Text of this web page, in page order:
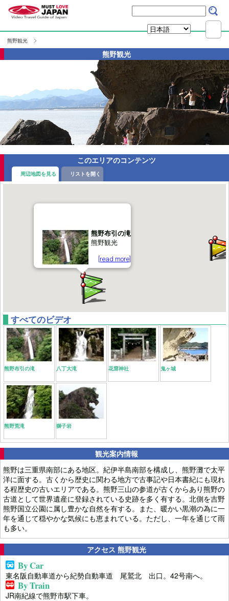
熊野観光
熊野観光
このエリアのコンテンツ
周辺地図を見る リストを開く
熊野布引の滝
熊野観光
[read more]
すべてのビデオ
熊野布引の滝 八丁大滝 花窟神社 鬼ヶ城
熊野荒滝 獅子岩
観光案内情報
熊野は三重県南部にある地区。紀伊半島南部を構成し、熊野灘で太平
洋に面する。古くから歴史に関わる地方で古事記や日本書紀にも現れ
る程歴史の古いエリアである。熊野三山の参道が古くからあり熊野の
古道として世界遺産に登録されている史跡を多く有する。北側を吉野
熊野国立公園に属し豊かな自然を有する。また、暖かい黒潮の為に一
年を通じて穏やかな気候にも恵まれている。ただし、一年を通じて雨
も多い。
アクセス 熊野観光
By Car
東名阪自動車道から紀勢自動車道 尾鷲北 出口。42号南へ。
By Train
JR南紀線で熊野市駅下車。